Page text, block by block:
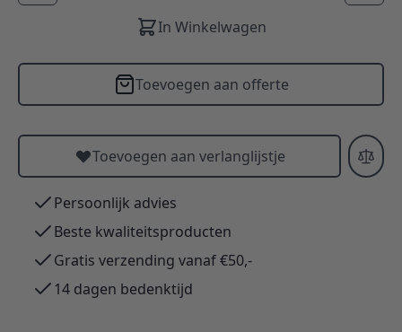
In Winkelwagen
Toevoegen aan offerte
Toevoegen aan verlanglijstje
Persoonlijk advies
Beste kwaliteitsproducten
Gratis verzending vanaf €50,-
14 dagen bedenktijd